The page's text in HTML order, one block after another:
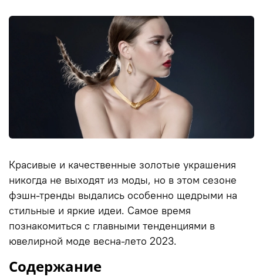
Красивые и качественные золотые украшения
никогда не выходят из моды, но в этом сезоне
фэшн-тренды выдались особенно щедрыми на
стильные и яркие идеи. Самое время
познакомиться с главными тенденциями в
ювелирной моде весна-лето 2023.
Содержание